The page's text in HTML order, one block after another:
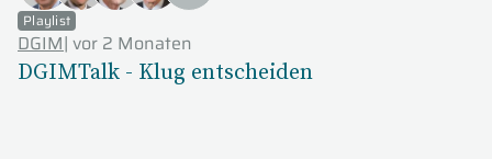
Playlist
DGIM| vor 2 Monaten
DGIMTalk - Klug entscheiden